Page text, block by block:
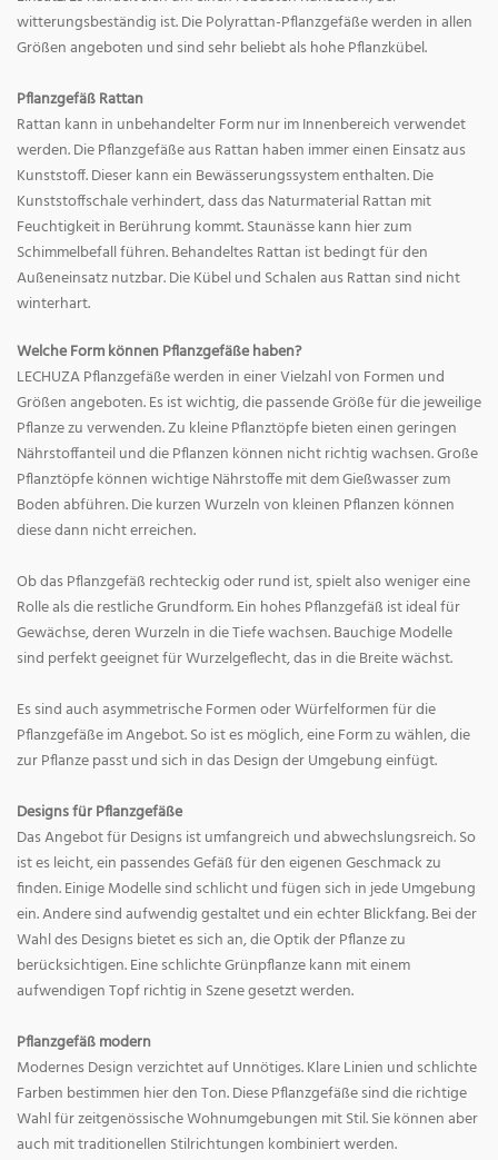
witterungsbeständig ist. Die Polyrattan-Pflanzgefäße werden in allen
Größen angeboten und sind sehr beliebt als hohe Pflanzkübel.
Pflanzgefäß Rattan
Rattan kann in unbehandelter Form nur im Innenbereich verwendet
werden. Die Pflanzgefäße aus Rattan haben immer einen Einsatz aus
Kunststoff. Dieser kann ein Bewässerungssystem enthalten. Die
Kunststoffschale verhindert, dass das Naturmaterial Rattan mit
Feuchtigkeit in Berührung kommt. Staunässe kann hier zum
Schimmelbefall führen. Behandeltes Rattan ist bedingt für den
Außeneinsatz nutzbar. Die Kübel und Schalen aus Rattan sind nicht
winterhart.
Welche Form können Pflanzgefäße haben?
LECHUZA Pflanzgefäße werden in einer Vielzahl von Formen und
Größen angeboten. Es ist wichtig, die passende Größe für die jeweilige
Pflanze zu verwenden. Zu kleine Pflanztöpfe bieten einen geringen
Nährstoffanteil und die Pflanzen können nicht richtig wachsen. Große
Pflanztöpfe können wichtige Nährstoffe mit dem Gießwasser zum
Boden abführen. Die kurzen Wurzeln von kleinen Pflanzen können
diese dann nicht erreichen.
Ob das Pflanzgefäß rechteckig oder rund ist, spielt also weniger eine
Rolle als die restliche Grundform. Ein hohes Pflanzgefäß ist ideal für
Gewächse, deren Wurzeln in die Tiefe wachsen. Bauchige Modelle
sind perfekt geeignet für Wurzelgeflecht, das in die Breite wächst.
Es sind auch asymmetrische Formen oder Würfelformen für die
Pflanzgefäße im Angebot. So ist es möglich, eine Form zu wählen, die
zur Pflanze passt und sich in das Design der Umgebung einfügt.
Designs für Pflanzgefäße
Das Angebot für Designs ist umfangreich und abwechslungsreich. So
ist es leicht, ein passendes Gefäß für den eigenen Geschmack zu
finden. Einige Modelle sind schlicht und fügen sich in jede Umgebung
ein. Andere sind aufwendig gestaltet und ein echter Blickfang. Bei der
Wahl des Designs bietet es sich an, die Optik der Pflanze zu
berücksichtigen. Eine schlichte Grünpflanze kann mit einem
aufwendigen Topf richtig in Szene gesetzt werden.
Pflanzgefäß modern
Modernes Design verzichtet auf Unnötiges. Klare Linien und schlichte
Farben bestimmen hier den Ton. Diese Pflanzgefäße sind die richtige
Wahl für zeitgenössische Wohnumgebungen mit Stil. Sie können aber
auch mit traditionellen Stilrichtungen kombiniert werden.